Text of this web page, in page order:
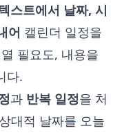
스트에서 날짜, 시
어 캘린더 일정을
필요도, 내용을
다.
과 반복 일정을 처
대적 날짜를 오늘